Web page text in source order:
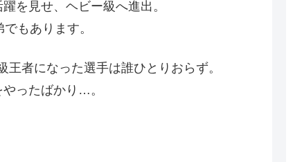
を見せ、ヘビー級へ進出。
でもあります。
者になった選手は誰ひとりおらず。
ったばかり…。